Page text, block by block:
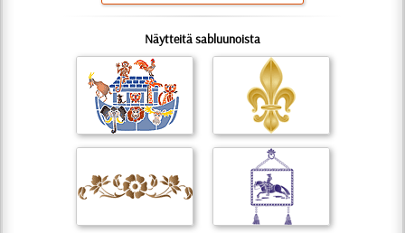
Näytteitä sabluunoista